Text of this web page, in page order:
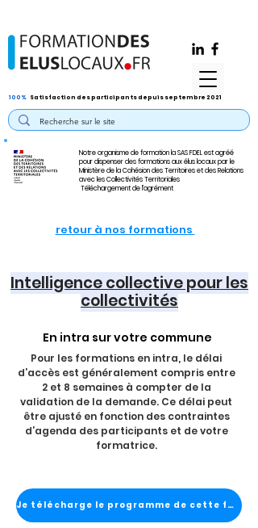
Notre organisme de formation la SAS FDEL est agréé
pour dispenser des formations aux élus locaux par le
Ministère de la Cohésion des Territoires et des Relations
avec les Collectivités Territoriales
Téléchargement de l'agrément
100% Satisfaction des participants depuis septembre 2021
retour à nos formations
Intelligence collective pour les
collectivités
En intra sur votre commune
Pour les formations en intra, le délai
d’accès est généralement compris entre
2 et 8 semaines à compter de la
validation de la demande. Ce délai peut
être ajusté en fonction des contraintes
d’agenda des participants et de votre
formatrice.
Je télécharge le programme de cette formation